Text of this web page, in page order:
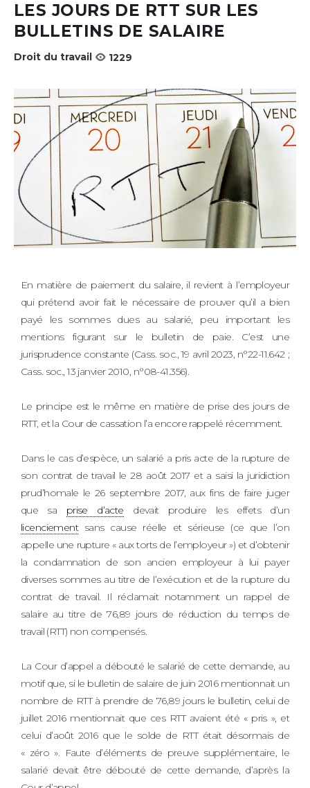
LES JOURS DE RTT SUR LES
BULLETINS DE SALAIRE
Droit du travail 1229
En matière de paiement du salaire, il revient à l’employeur
qui prétend avoir fait le nécessaire de prouver qu’il a bien
payé les sommes dues au salarié, peu important les
mentions figurant sur le bulletin de paie. C’est une
jurisprudence constante (Cass. soc., 19 avril 2023, n°22-11.642 ;
Cass. soc., 13 janvier 2010, n°08-41.356).
Le principe est le même en matière de prise des jours de
RTT, et la Cour de cassation l’a encore rappelé récemment.
Dans le cas d’espèce, un salarié a pris acte de la rupture de
son contrat de travail le 28 août 2017 et a saisi la juridiction
prud’homale le 26 septembre 2017, aux fins de faire juger
que sa prise d’acte devait produire les effets d’un
licenciementsans cause réelle et sérieuse (ce que l’on
appelle une rupture « aux torts de l’employeur ») et d’obtenir
la condamnation de son ancien employeur à lui payer
diverses sommes au titre de l’exécution et de la rupture du
contrat de travail. Il réclamait notamment un rappel de
salaire au titre de 76,89 jours de réduction du temps de
travail (RTT) non compensés.
La Cour d’appel a débouté le salarié de cette demande, au
motif que, si le bulletin de salaire de juin 2016 mentionnait un
nombre de RTT à prendre de 76,89 jours le bulletin, celui de
juillet 2016 mentionnait que ces RTT avaient été « pris », et
celui d’août 2016 que le solde de RTT était désormais de
« zéro ». Faute d’éléments de preuve supplémentaire, le
salarié devait être débouté de cette demande, d’après la